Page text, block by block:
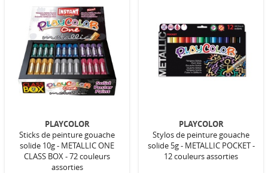
PLAYCOLOR
Sticks de peinture gouache
solide 10g - METALLIC ONE
CLASS BOX - 72 couleurs
assorties
PLAYCOLOR
Stylos de peinture gouache
solide 5g - METALLIC POCKET -
12 couleurs assorties